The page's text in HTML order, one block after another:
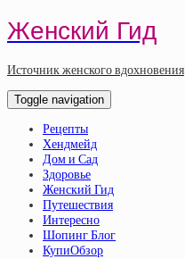
Женский Гид
Источник женского вдохновения
Toggle navigation
Рецепты
Хендмейд
Дом и Сад
Здоровье
Женский Гид
Путешествия
Интересно
Шопинг Блог
КупиОбзор